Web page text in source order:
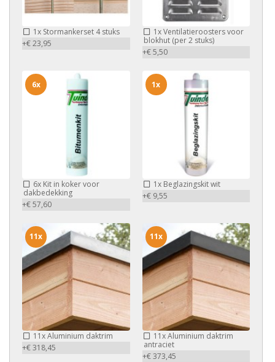
1x Stormankerset 4 stuks
+€ 23,95
1xVentilatieroosters voor
blokhut (per 2 stuks)
+€ 5,50
6x Kit in koker voor
dakbedekking
+€ 57,60
6x
1xBeglazingskit wit
+€ 9,55
1x
11xAluminium daktrim
+€ 318,45
11x
11xAluminium daktrim
antraciet
+€ 373,45
11x